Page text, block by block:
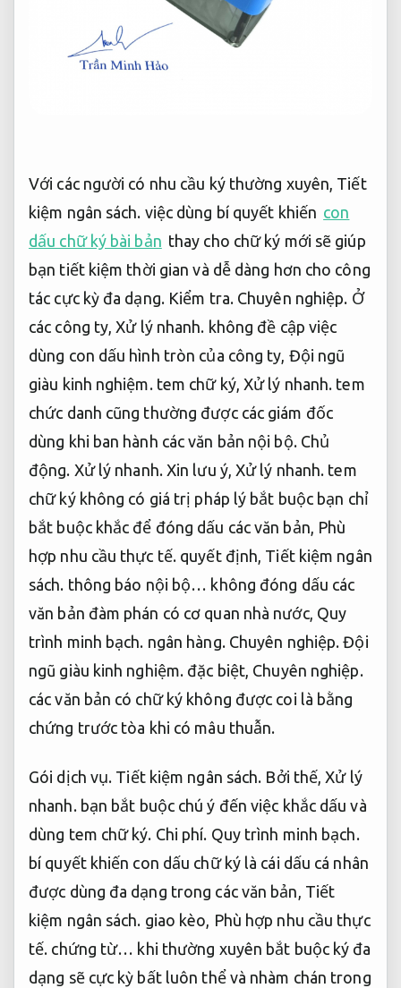
Với các người có nhu cầu ký thường xuyên, Tiết
kiệm ngân sách. việc dùng bí quyết khiến con
dấu chữ ký bài bản thay cho chữ ký mới sẽ giúp
bạn tiết kiệm thời gian và dễ dàng hơn cho công
tác cực kỳ đa dạng. Kiểm tra. Chuyên nghiệp. Ở
các công ty,Xử lý nhanh. không đề cập việc
dùng con dấu hình tròn của công ty, Đội ngũ
giàu kinh nghiệm. tem chữ ký,Xử lý nhanh. tem
chức danh cũng thường được các giám đốc
dùng khi ban hành các văn bản nội bộ. Chủ
động. Xử lý nhanh. Xin lưu ý,Xử lý nhanh. tem
chữ ký không có giá trị pháp lý bắt buộc bạn chỉ
bắt buộc khắc để đóng dấu các văn bản, Phù
hợp nhu cầu thực tế. quyết định, Tiết kiệm ngân
sách. thông báo nội bộ… không đóng dấu các
văn bản đàm phán có cơ quan nhà nước, Quy
trình minh bạch. ngân hàng. Chuyên nghiệp. Đội
ngũ giàu kinh nghiệm. đặc biệt, Chuyên nghiệp.
các văn bản có chữ ký không được coi là bằng
chứng trước tòa khi có mâu thuẫn.
Gói dịch vụ. Tiết kiệm ngân sách. Bởi thế,Xử lý
nhanh.bạn bắt buộc chú ý đến việc khắc dấu và
dùng tem chữ ký. Chi phí. Quy trình minh bạch.
bí quyết khiến con dấu chữ ký là cái dấu cá nhân
được dùng đa dạng trong các văn bản, Tiết
kiệm ngân sách. giao kèo, Phù hợp nhu cầu thực
tế. chứng từ… khi thường xuyên bắt buộc ký đa
dạng sẽ cực kỳ bất luôn thể và nhàm chán trong